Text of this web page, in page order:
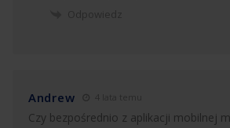
Andrew
Czy bezpośrednio z aplikacji mobilnej